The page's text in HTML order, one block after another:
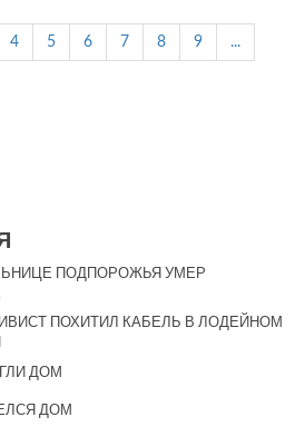
4 5 6 7 8 9 ...
ПОДПОРОЖЬЯ УМЕР
ПОХИТИЛ КАБЕЛЬ В ЛОДЕЙНОМ
ДОМ
ДОМ